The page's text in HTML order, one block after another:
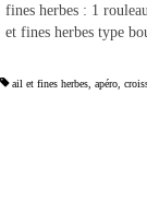
fines herbes : 1
et fines herbes type
ail et fines herbes, apéro,